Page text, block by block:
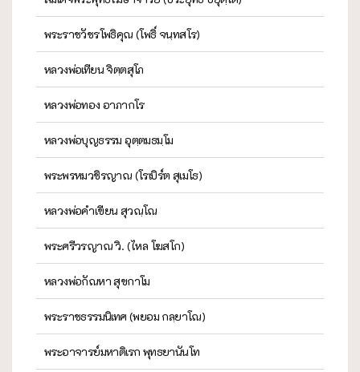
พระราชวัชรโพธิคุณ (โพธิ์ จนฺทสโร)
หลวงพ่อเทียน จิตฺตสุโภ
หลวงพ่อทอง อาภากโร
หลวงพ่อบุญธรรม อุตฺตมธมฺโม
พระพรหมวชิรญาณ (โรเบิร์ต สุเมโธ)
หลวงพ่อคำเขียน สุวณฺโณ
พระศรีวรญาณ วิ. (ไหล โฆสโก)
หลวงพ่อกัณหา สุขกาโม
พระราชธรรมนิเทศ (พยอม กลฺยาโณ)
พระอาจารย์มหาดิเรก พุทธยานันโท